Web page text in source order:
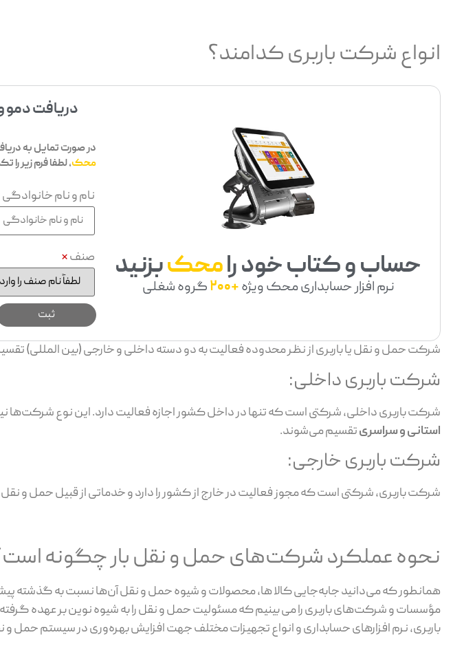
انواع شرکت باربری کدامند؟
حساب و کتاب خود رامحکبزنید
نرم افزار حسابداری محک ویژه+200 گروه شغلی
دریافت دمو
در صورت تمایل به
محک، لطفا فرم زیر را
نام و نام خانوادگی
صنف*
شرکت حمل و نقل یا باربری از نظر محدوده فعالیت به دو دسته داخلی و خارجی (بین المللی)
شرکت باربری داخلی:
شرکت باربری داخلی، شرکتی است که تنها در داخل کشور اجازه فعالیت دارد. این نوع شرکت‌ها
استانی و سراسریتقسیم می‌شوند.
شرکت باربری خارجی:
شرکت باربری، شرکتی است که مجوز فعالیت در خارج از کشور را دارد و خدماتی از قبیل حمل و نقل
نحوه عملکرد شرکت‌های حمل و نقل بار چگونه
همانطور که می‌دانید جابه‌جایی کالا ها، محصولات و شیوه حمل و نقل آن‌ها نسبت به گذشته
مؤسسات و شرکت‌های باربری را می بینیم که مسئولیت حمل و نقل را به شیوه نوین بر عهده
باربری، نرم افزارهای حسابداری و انواع تجهیزات مختلف جهت افزایش بهره‌وری در سیستم حمل